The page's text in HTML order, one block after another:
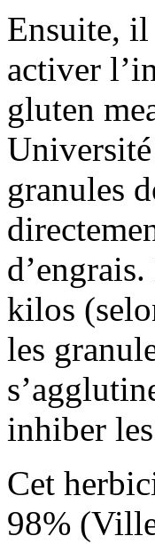
Ensuite,
activer
gluten
Université
granules
kilos
les
inhiber
Cet
98%